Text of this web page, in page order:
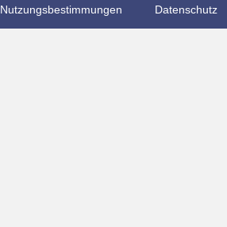
Nutzungsbestimmungen Datenschutz